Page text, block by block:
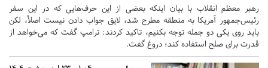
رهبر معظم انقلاب با بیان اینکه بعضی از این حرف‌هایی که در این سفر
رئیس‌جمهور آمریکا به منطقه مطرح شد، لایق جواب دادن نیست اصلاً، لکن
باید روی یکی دو جمله توجه بکنیم، تاکید کردند: ترامپ گفت که می‌خواهد از
قدرت برای صلح استفاده کند؛ دروغ گفت.